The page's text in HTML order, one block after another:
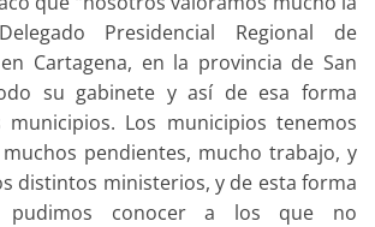
Presidencial Regional de
Cartagena, en la provincia de San
su gabinete y así de esa forma
municipios. Los municipios tenemos
pendientes, mucho trabajo, y
distintos ministerios, y de esta forma
pudimos conocer a los que no